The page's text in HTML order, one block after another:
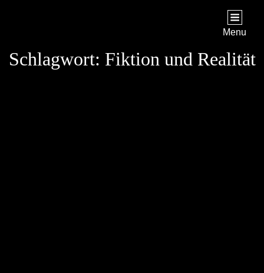
Menu
Schlagwort: Fiktion und Realität